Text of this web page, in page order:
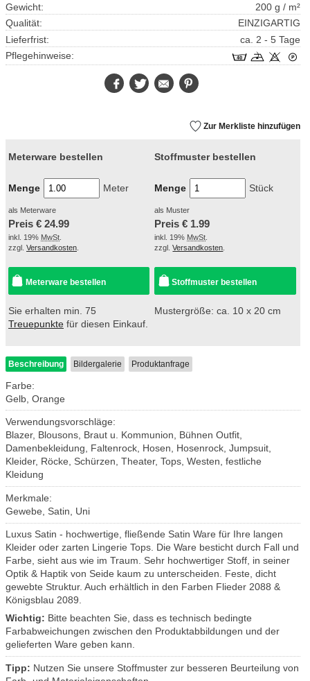
Gewicht:
200 g / m²
Qualität:
EINZIGARTIG
Lieferfrist:
ca. 2 - 5 Tage
Pflegehinweise:
FacebookTwitter E-
Mail
Zur Merkliste hinzufügen
Meterware bestellen
Menge Meter
als Meterware
Preis € 24.99
inkl. 19% MwSt
zzgl. Versandkosten
Meterware bestellen
Sie erhalten min. 75
Treuepunkte für diesen Einkauf.
Stoffmuster bestellen
Menge Stück
als Muster
Preis € 1.99
inkl. 19% MwSt
zzgl.Versandkosten
Stoffmuster bestellen
Mustergröße: ca. 10 x 20 cm
Beschreibung Bildergalerie Produktanfrage
Farbe:
Gelb, Orange
Verwendungsvorschläge:
Blazer, Blousons, Braut u. Kommunion, Bühnen Outfit,
Damenbekleidung, Faltenrock, Hosen, Hosenrock, Jumpsuit,
Kleider, Röcke, Schürzen, Theater, Tops, Westen, festliche
Kleidung
Merkmale:
Gewebe, Satin, Uni
Luxus Satin - hochwertige, fließende Satin Ware für Ihre langen
Kleider oder zarten Lingerie Tops. Die Ware besticht durch Fall und
Farbe, sieht aus wie im Traum. Sehr hochwertiger Stoff, in seiner
Optik & Haptik von Seide kaum zu unterscheiden. Feste, dicht
gewebte Struktur. Auch erhältlich in den Farben Flieder 2088 &
Königsblau 2089.
Wichtig: Bitte beachten Sie, dass es technisch bedingte
Farbabweichungen zwischen den Produktabbildungen und der
gelieferten Ware geben kann.
Tipp: Nutzen Sie unsere Stoffmuster zur besseren Beurteilung von